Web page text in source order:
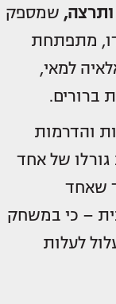
ותרצה, שמספק
מתפתחת
למאי,
ברורים.
והדרמות
של אחד
שאחד
– כי במשחק
לעלות